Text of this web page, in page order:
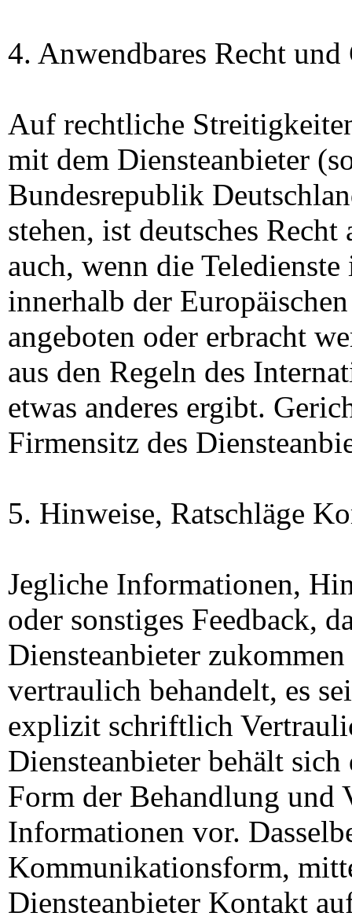
4. Anwendbares Recht und
Auf rechtliche
mit dem Diensteanbieter
Bundesrepublik
stehen, ist deutsches
auch, wenn die
innerhalb der
angeboten oder erbracht
aus den Regeln des
etwas anderes ergibt.
Firmensitz des
5. Hinweise, Ratschläge
Jegliche Informationen,
oder sonstiges Feedback,
Diensteanbieter
vertraulich behandelt, es
explizit schriftlich
Diensteanbieter behält
Form der Behandlung und
Informationen vor.
Kommunikationsform,
Diensteanbieter Kontakt